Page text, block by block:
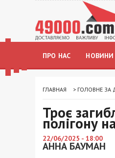
ПРО НАС НОВИНИ
ГЛАВНАЯ > ГОЛОВНЕ ЗА
Троє
полігону
22/06/2025 - 18:00
АННА БАУМАН